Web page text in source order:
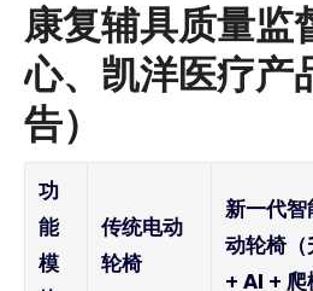
康复辅具质量监
心、凯洋医疗产
告）
功
能
模
传统电动
轮椅
新一代智
动轮椅（
+ AI + 爬